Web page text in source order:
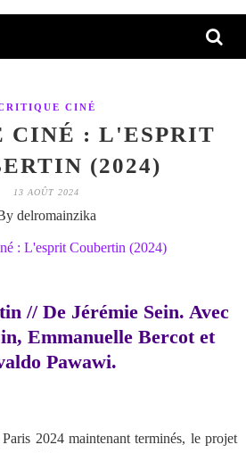
CINÉ
CINÉ : L'ESPRIT
(2024)
13 AOÛT 2024
delromainzika
// De Jérémie Sein. Avec
Emmanuelle Bercot et
Pawawi.
2024 maintenant terminés, le projet